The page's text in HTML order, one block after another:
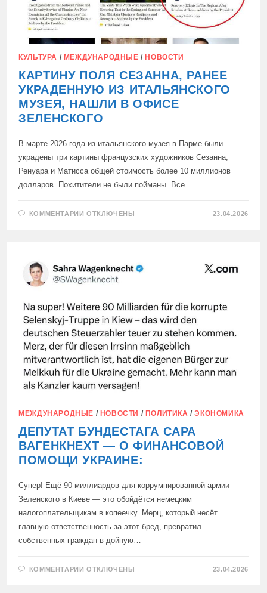
КУЛЬТУРА / МЕЖДУНАРОДНЫЕ /НОВОСТИ
КАРТИНУ ПОЛЯ СЕЗАННА, РАНЕЕ
УКРАДЕННУЮ ИЗ ИТАЛЬЯНСКОГО
МУЗЕЯ, НАШЛИ В ОФИСЕ
ЗЕЛЕНСКОГО
В марте 2026 года из итальянского музея в Парме были
украдены три картины французских художников Сезанна,
Ренуара и Матисса общей стоимость более 10 миллионов
долларов. Похитители не были пойманы. Все…
КОММЕНТАРИИ К
ИЗ
ИТАЛЬЯНСКОГО
МУЗЕЯ,
ОФИСЕ
ЗЕЛЕНСКОГО
ОТКЛЮЧЕНЫ 23.04.2026
МЕЖДУНАРОДНЫЕ / НОВОСТИ / ПОЛИТИКА /ЭКОНОМИКА
ДЕПУТАТ БУНДЕСТАГА САРА
ВАГЕНКНЕХТ — О ФИНАНСОВОЙ
ПОМОЩИ УКРАИНЕ:
Супер! Ещё 90 миллиардов для коррумпированной армии
Зеленского в Киеве — это обойдётся немецким
налогоплательщикам в копеечку. Мерц, который несёт
главную ответственность за этот бред, превратил
собственных граждан в дойную…
КОММЕНТАРИИ К
ОТКЛЮЧЕНЫ 23.04.2026